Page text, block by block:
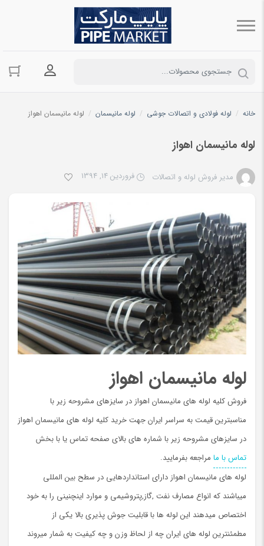
ورود به
خانه / لوله فولادی و اتصالات جوشی / لوله مانیسمان / لوله مانیسمان اهواز
لوله مانیسمان اهواز
مدیر فروش لوله و اتصالات فروردین 14, 1394
لوله مانیسمان اهواز
فروش کلیه لوله های مانیسمان اهواز در سایزهای مشروحه زیر با
مناسبترین قیمت به سراسر ایران جهت خرید کلیه لوله های مانیسمان اهواز
در سایزهای مشروحه زیر با شماره های بالای صفحه تماس یا با بخش
تماس با ما مراجعه بفرمایید.
لوله های مانیسمان اهواز دارای استانداردهایی در سطح بین المللی
میباشند که انواع مصارف نفت ,گاز,پتروشیمی و موارد اینچنینی را به خود
اختصاص میدهند این لوله ها با قابلیت جوش پذیری بالا یکی از
مطمئنترین لوله های ایران چه از لحاظ وزن و چه کیفیت به شمار میروند